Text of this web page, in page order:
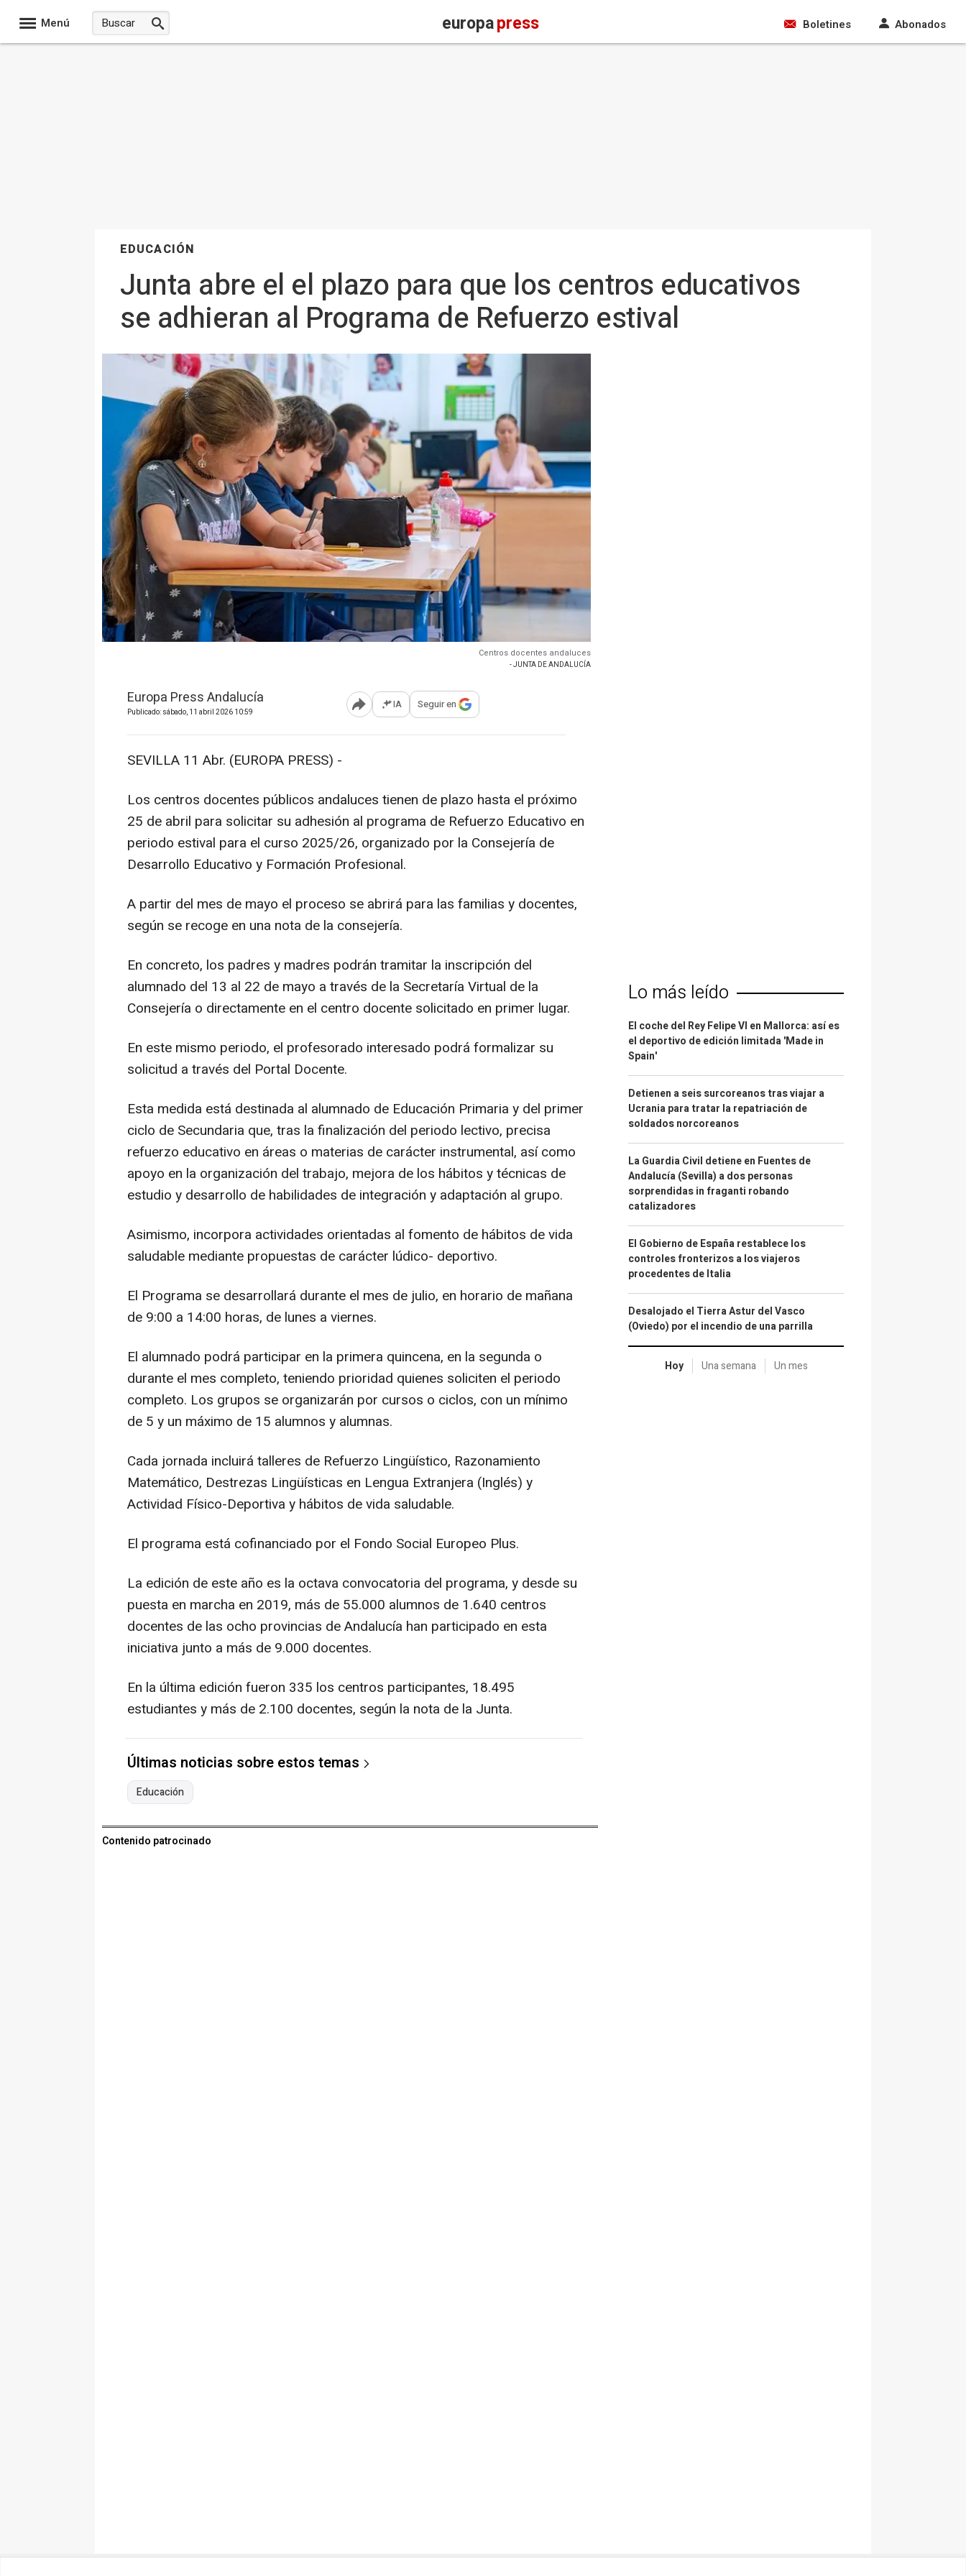
Menú europapress Boletines Abonados
EDUCACIÓN
Junta abre el el plazo para que los centros educativos
se adhieran al Programa de Refuerzo estival
Centros docentes andaluces
- JUNTA DE ANDALUCÍA
Europa Press Andalucía
Publicado: sábado, 11 abril 2026 10:59 Abrir opciones para compartir
IA Seguir en
SEVILLA 11 Abr. (EUROPA PRESS) -
Los centros docentes públicos andaluces tienen de plazo hasta el próximo
25 de abril para solicitar su adhesión al programa de Refuerzo Educativo en
periodo estival para el curso 2025/26, organizado por la Consejería de
Desarrollo Educativo y Formación Profesional.
A partir del mes de mayo el proceso se abrirá para las familias y docentes,
según se recoge en una nota de la consejería.
En concreto, los padres y madres podrán tramitar la inscripción del
alumnado del 13 al 22 de mayo a través de la Secretaría Virtual de la
Consejería o directamente en el centro docente solicitado en primer lugar.
En este mismo periodo, el profesorado interesado podrá formalizar su
solicitud a través del Portal Docente.
Esta medida está destinada al alumnado de Educación Primaria y del primer
ciclo de Secundaria que, tras la finalización del periodo lectivo, precisa
refuerzo educativo en áreas o materias de carácter instrumental, así como
apoyo en la organización del trabajo, mejora de los hábitos y técnicas de
estudio y desarrollo de habilidades de integración y adaptación al grupo.
Asimismo, incorpora actividades orientadas al fomento de hábitos de vida
saludable mediante propuestas de carácter lúdico- deportivo.
El Programa se desarrollará durante el mes de julio, en horario de mañana
de 9:00 a 14:00 horas, de lunes a viernes.
El alumnado podrá participar en la primera quincena, en la segunda o
durante el mes completo, teniendo prioridad quienes soliciten el periodo
completo. Los grupos se organizarán por cursos o ciclos, con un mínimo
de 5 y un máximo de 15 alumnos y alumnas.
Cada jornada incluirá talleres de Refuerzo Lingüístico, Razonamiento
Matemático, Destrezas Lingüísticas en Lengua Extranjera (Inglés) y
Actividad Físico-Deportiva y hábitos de vida saludable.
El programa está cofinanciado por el Fondo Social Europeo Plus.
La edición de este año es la octava convocatoria del programa, y desde su
puesta en marcha en 2019, más de 55.000 alumnos de 1.640 centros
docentes de las ocho provincias de Andalucía han participado en esta
iniciativa junto a más de 9.000 docentes.
En la última edición fueron 335 los centros participantes, 18.495
estudiantes y más de 2.100 docentes, según la nota de la Junta.
Últimas noticias sobre estos temas
Educación
Contenido patrocinado
Lo más leído
El coche del Rey Felipe VI en Mallorca: así es
el deportivo de edición limitada 'Made in
Spain'
Detienen a seis surcoreanos tras viajar a
Ucrania para tratar la repatriación de
soldados norcoreanos
La Guardia Civil detiene en Fuentes de
Andalucía (Sevilla) a dos personas
sorprendidas in fraganti robando
catalizadores
El Gobierno de España restablece los
controles fronterizos a los viajeros
procedentes de Italia
Desalojado el Tierra Astur del Vasco
(Oviedo) por el incendio de una parrilla
Hoy Una semana Un mes